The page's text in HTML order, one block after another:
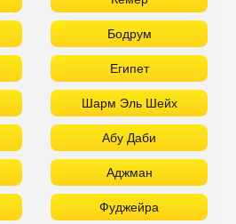
Фуджейра
Паттайя
Краби
Пхукет
Нячанг
Фукуок